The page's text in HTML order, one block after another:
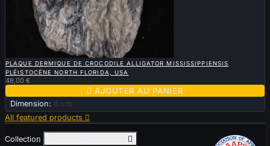
APERÇU RAPIDE
PLAQUE DERMIQUE DE CROCODILE ALLIGATOR MISSISSIPPIENSIS
PLÉISTOCÈNE NORTH FLORIDA, USA
48,00 €
 AJOUTER AU PANIER
Dimension:
8 cm
All featured products 
Collection 